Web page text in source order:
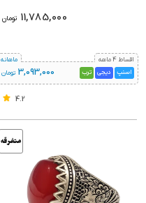
تومان 11,785,000
اقساط 4 ماهه
اسنپ
دیجی ترب 3,093,000 تومان
ماهانه
4.2